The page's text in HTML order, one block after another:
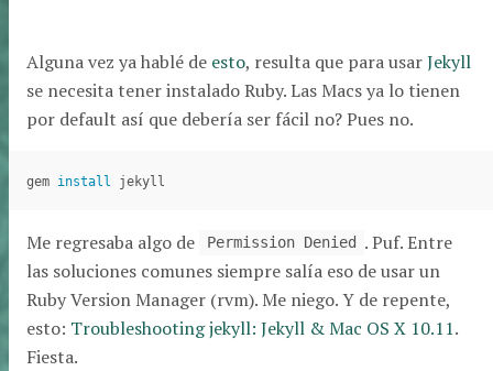
Alguna vez ya hablé de esto, resulta que para usarJekyll
se necesita tener instalado Ruby. Las Macs ya lo tienen
por default así que debería ser fácil no? Pues no.
gem install
Me regresaba algo de Permission Denied
. Puf. Entre
las soluciones comunes siempre salía eso de usar un
Ruby Version Manager (rvm). Me niego. Y de repente,
esto: Troubleshooting jekyll: Jekyll & Mac OS X 10.11.
Fiesta.